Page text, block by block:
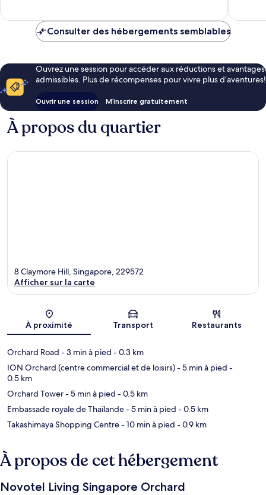
Consulter des hébergements semblables
Ouvrez une session pour accéder aux réductions et avantages
admissibles. Plus de récompenses pour vivre plus d’aventures!
Ouvrir une session M’inscrire gratuitement
À propos du quartier
Carte
8 Claymore Hill, Singapore, 229572
Afficher sur la carte
À proximité Transport Restaurants
Orchard Road - 3 min à pied - 0.3 km
ION Orchard (centre commercial et de loisirs)- 5 min à pied -
0.5 km
Orchard Tower- 5 min à pied - 0.5 km
Embassade royale de Thaïlande- 5 min à pied - 0.5 km
Takashimaya Shopping Centre- 10 min à pied - 0.9 km
À propos de cet hébergement
Novotel Living Singapore Orchard